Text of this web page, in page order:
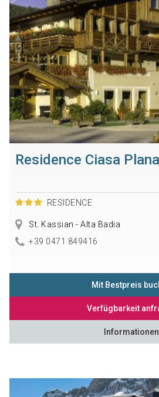
Residence Ciasa
RESIDENCE
St. Kassian - Alta Badia
+39 0471 849416
Mit Bestpreis
Verfügbarkeit
Informationen